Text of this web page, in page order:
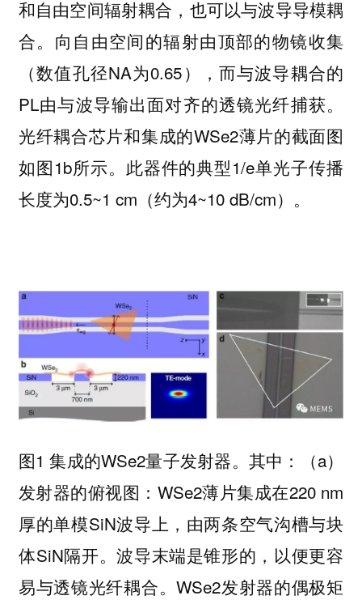
和自由空间辐射耦合，也可以与波导导模耦
合。向自由空间的辐射由顶部的物镜收集
（数值孔径NA为0.65），而与波导耦合的
PL由与波导输出面对齐的透镜光纤捕获。
光纤耦合芯片和集成的WSe2薄片的截面图
如图1b所示。此器件的典型1/e单光子传播
长度为0.5~1 cm（约为4~10 dB/cm）。
图1 集成的WSe2量子发射器。其中：（a）
发射器的俯视图：WSe2薄片集成在220 nm
厚的单模SiN波导上，由两条空气沟槽与块
体SiN隔开。波导末端是锥形的，以便更容
易与透镜光纤耦合。WSe2发射器的偶极矩